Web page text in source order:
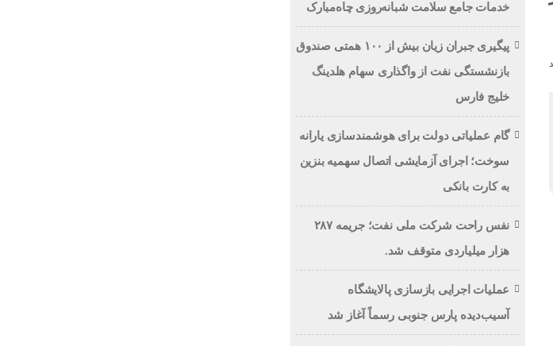
خدمات جامع سلامت شبانه‌روزی چاه‌مبارک
پیگیری جبران زیان بیش از ۱۰۰ همتی صندوق
بازنشستگی نفت از واگذاری سهام هلدینگ
خلیج فارس
گام عملیاتی دولت برای هوشمندسازی یارانه
سوخت؛ اجرای آزمایشی اتصال سهمیه بنزین
به کارت بانکی
نفس راحت شرکت ملی نفت؛ جریمه ۲۸۷
هزار میلیاردی متوقف شد.
عملیات اجرایی بازسازی پالایشگاه
آسیب‌دیده پارس جنوبی رسماً آغاز شد